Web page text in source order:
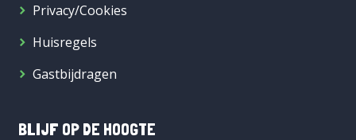
Privacy/Cookies
Huisregels
Gastbijdragen
BLIJF OP DE HOOGTE